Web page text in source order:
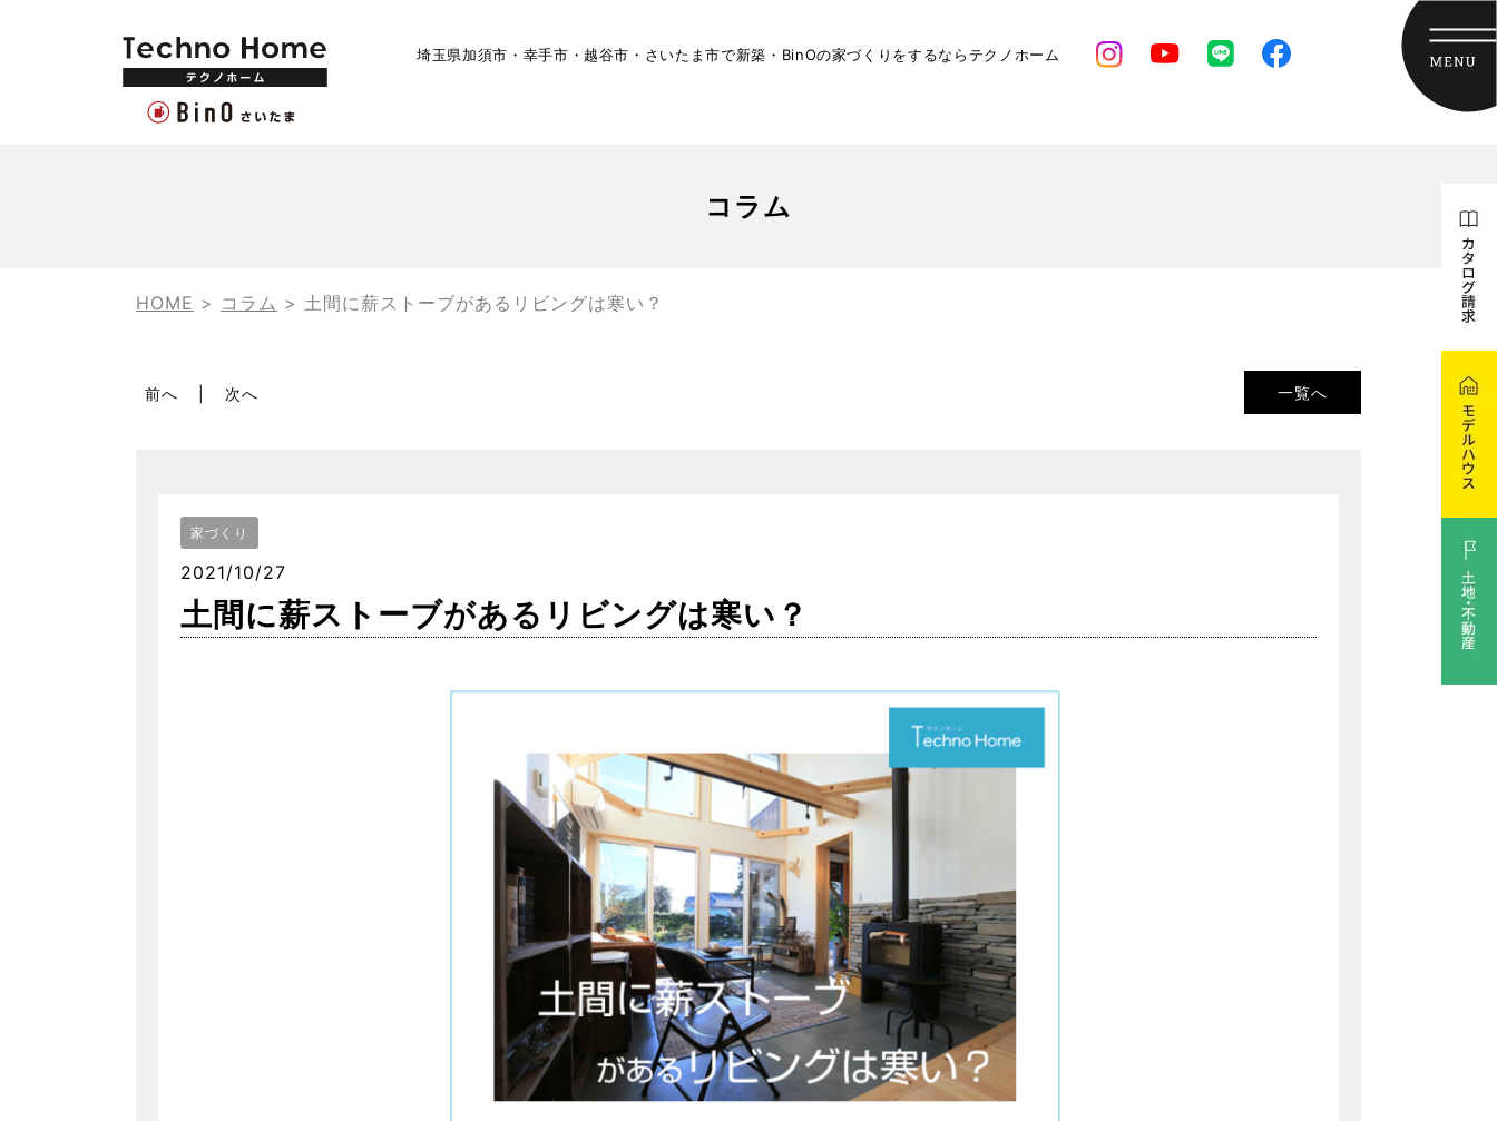
埼玉県加須市・幸手市・越谷市・さいたま市で新築・BinOの家づくりをするならテクノホーム
コラム
HOME > コラム > 土間に薪ストーブがあるリビングは寒い？
一覧へ
前へ 次へ
家づくり
2021/10/27
土間に薪ストーブがあるリビングは寒い？